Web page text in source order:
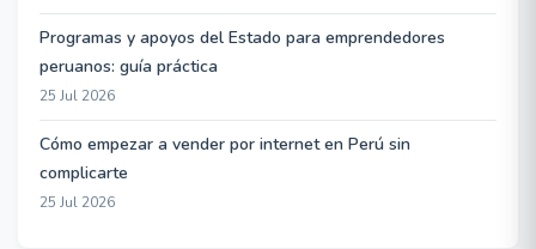
Programas y apoyos del Estado para emprendedores
peruanos: guía práctica
25 Jul 2026
Cómo empezar a vender por internet en Perú sin
complicarte
25 Jul 2026